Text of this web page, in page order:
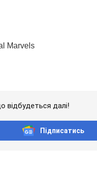
відбудеться далі!
Підписатись